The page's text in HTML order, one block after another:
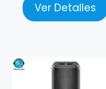
Ver Detalles